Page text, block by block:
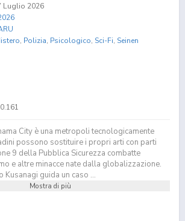
Luglio 2026
, Polizia, Psicologico, Sci-Fi, Seinen
City è una metropoli tecnologicamente
possono sostituire i propri arti con parti
9 della Pubblica Sicurezza combatte
e altre minacce nate dalla globalizzazione.
Kusanagi guida un caso ...
Mostra di più